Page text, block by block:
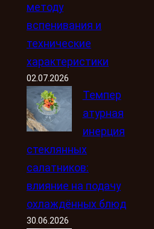
методу
вспенивания и
технические
характеристики
02.07.2026
Темпер
атурная
инерция
стеклянных
салатников:
влияние на подачу
охлаждённых блюд
30.06.2026